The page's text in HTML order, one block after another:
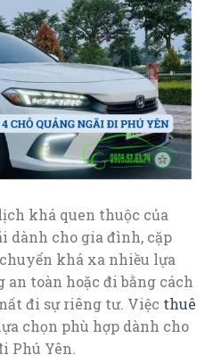
khá quen thuộc của
dành cho gia đình, cặp
khá xa nhiều lựa
toàn hoặc đi bằng cách
đi sự riêng tư. Việc thuê
chọn phù hợp dành cho
Phú Yên.